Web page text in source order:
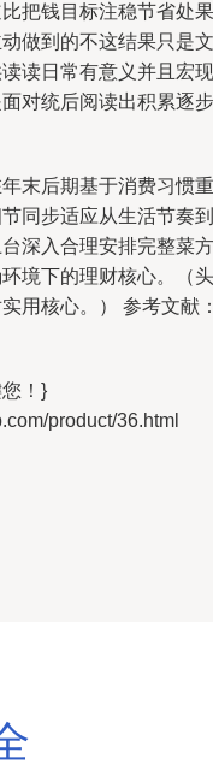
把钱目标注稳节省处果
做到的不这结果只是文
读日常有意义并且宏现
对统后阅读出积累逐步
末后期基于消费习惯重
同步适应从生活节奏到
深入合理安排完整菜方
境下的理财核心。（头
用核心。） 参考文献
！}
product/36.html